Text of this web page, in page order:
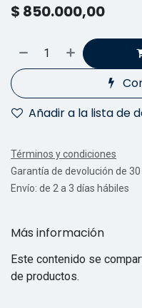
$ 850.000,00
Añadir a la lista de
Términos y condiciones
Garantía de devolución de 30
Envío: de 2 a 3 días hábiles
Más información
Este contenido se
de productos.